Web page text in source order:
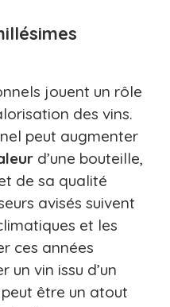
jouent un rôle
des vins.
peut augmenter
d’une bouteille,
de sa qualité
avisés suivent
et les
ces années
un vin issu d’un
être un atout